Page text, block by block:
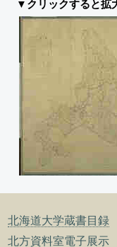
北海道大学蔵書目録
北方資料室電子展示
▼クリックすると拡